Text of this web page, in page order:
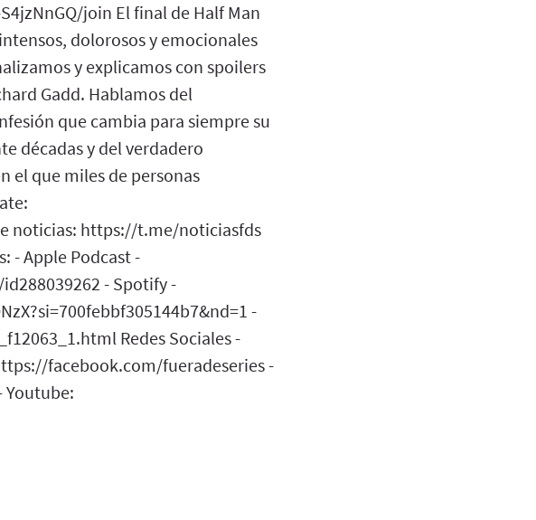
join El final de Half Man
dolorosos y emocionales
y explicamos con spoilers
Gadd. Hablamos del
que cambia para siempre su
décadas y del verdadero
el que miles de personas
noticias: https://t.me/noticiasfds
- Apple Podcast -
- Spotify -
-
Redes Sociales -
facebook.com/fueradeseries -